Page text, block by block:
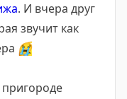
. И вчера друг
звучит как
😭